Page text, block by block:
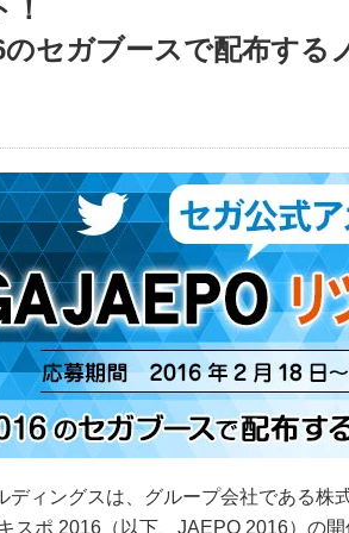
セガブースで配布す
ディングスは、グループ会社である
スポ 2016（以下、JAEPO 2016）の